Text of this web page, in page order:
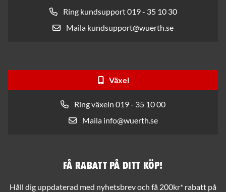
Ring kundsupport 019 - 35 10 30
Maila kundsupport@wuerth.se
Växel
Ring växeln 019 - 35 10 00
Maila info@wuerth.se
Få rabatt på ditt köp!
Håll dig uppdaterad med nyhetsbrev och få 200kr* rabatt på